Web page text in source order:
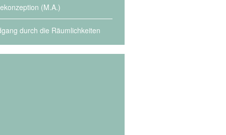
(M.A.)
durch die Räumlichkeiten